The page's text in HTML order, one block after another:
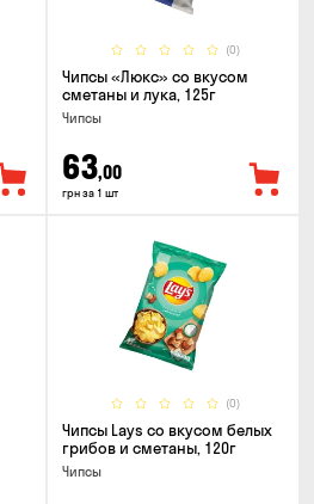
(0)
Чипсы «Люкс» со вкусом
сметаны и лука, 125г
Чипсы
63,00
грн за 1 шт
(0)
Чипсы Lays со вкусом белых
грибов и сметаны, 120г
Чипсы